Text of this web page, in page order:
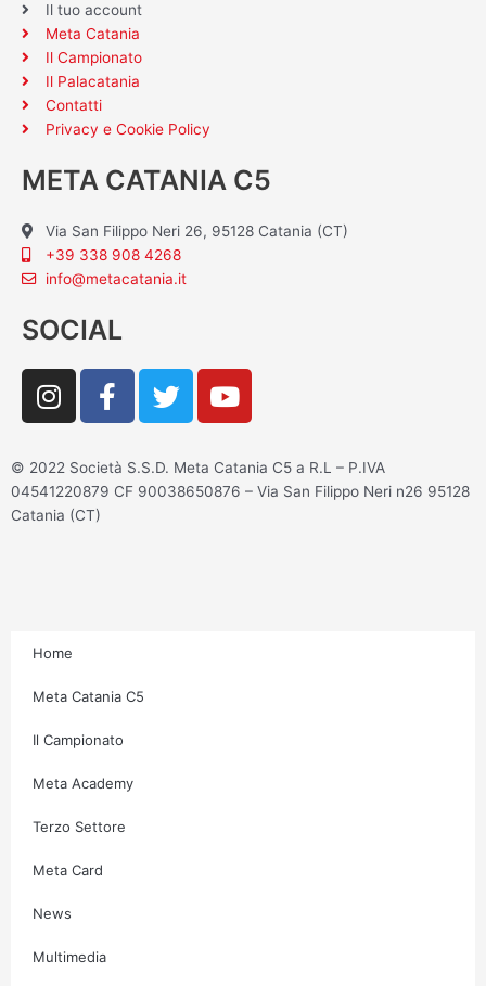
Il tuo account
Meta Catania
Il Campionato
Il Palacatania
Contatti
Privacy e Cookie Policy
META CATANIA C5
Via San Filippo Neri 26, 95128 Catania (CT)
+39 338 908 4268
info@metacatania.it
SOCIAL
I
n
t
a
g
F
a
e
b
T
w
t
t
Y
o
t
u
© 2022 Società S.S.D. Meta Catania C5 a R.L – P.IVA
04541220879 CF 90038650876 – Via San Filippo Neri n26 95128
Catania (CT)
Home
Meta Catania C5
Il Campionato
Meta Academy
Terzo Settore
Meta Card
News
Multimedia